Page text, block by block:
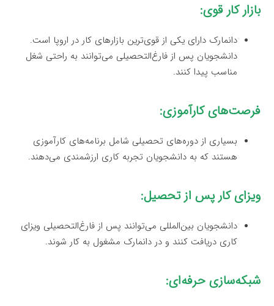
بازار کار قوی:
دانمارک دارای یکی از قوی‌ترین بازارهای کار در اروپا است.
دانشجویان پس از فارغ‌التحصیلی می‌توانند به راحتی شغل
مناسب پیدا کنند.
فرصت‌های کارآموزی:
بسیاری از دوره‌های تحصیلی شامل برنامه‌های کارآموزی
هستند که به دانشجویان تجربه کاری ارزشمندی می‌دهند.
ویزای کار پس از تحصیل:
دانشجویان بین‌المللی می‌توانند پس از فارغ‌التحصیلی ویزای
کاری دریافت کنند و در دانمارک مشغول به کار شوند.
شبکه‌سازی حرفه‌ای: